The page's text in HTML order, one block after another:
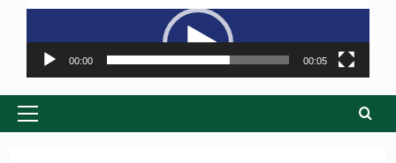
Reproductor
de
vídeo
00:00 00:05
Primary